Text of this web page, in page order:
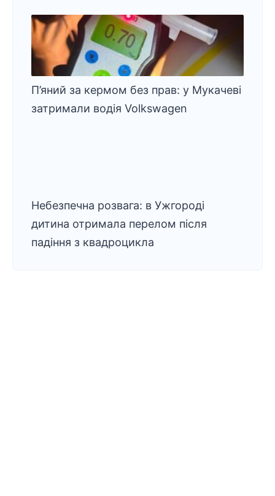
П’яний за кермом без прав: у Мукачеві
затримали водія Volkswagen
Небезпечна розвага: в Ужгороді
дитина отримала перелом після
падіння з квадроцикла